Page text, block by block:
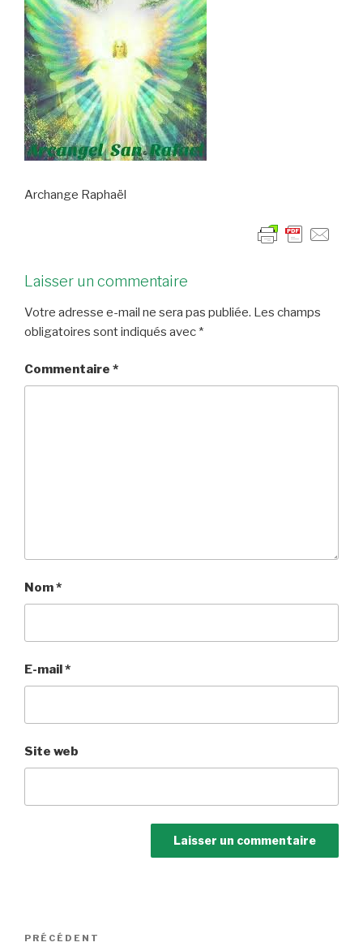
Archange Raphaël
Laisser un commentaire
Votre adresse e-mail ne sera pas publiée. Les champs
obligatoires sont indiqués avec *
Commentaire *
Nom*
E-mail *
Site web
Navigation
Article
PRÉCÉDENT